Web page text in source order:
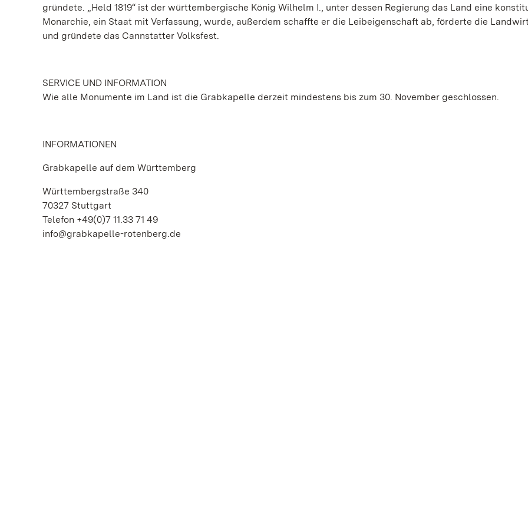
gründete. „Held 1819“ ist der württembergische König Wilhelm I., unter dessen Regierung das Land eine
Monarchie, ein Staat mit Verfassung, wurde, außerdem schaffte er die Leibeigenschaft ab, förderte die
und gründete das Cannstatter Volksfest.
SERVICE UND INFORMATION
Wie alle Monumente im Land ist die Grabkapelle derzeit mindestens bis zum 30. November geschlossen.
INFORMATIONEN
Grabkapelle auf dem Württemberg
Württembergstraße 340
70327 Stuttgart
Telefon +49(0)7 11.33 71 49
info@grabkapelle-rotenberg.de